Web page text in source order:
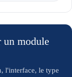
un module
l'interface, le type